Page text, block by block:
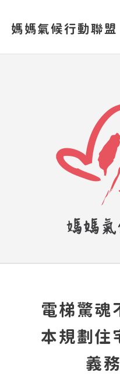
媽媽氣候行動聯盟
電梯驚魂
本規劃住
義